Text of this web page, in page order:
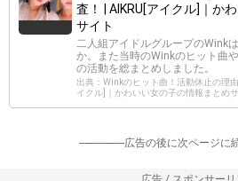
査！ | AIKRU[アイクル]｜か
サイト
二人組アイドルグループのWink
か。また当時のWinkのヒット曲
の活動を総まとめしました。
出典：Winkのヒット曲！活動休止の理
イクル]｜かわいい女の子の情報まとめ
-----------------広告の後に次ページに